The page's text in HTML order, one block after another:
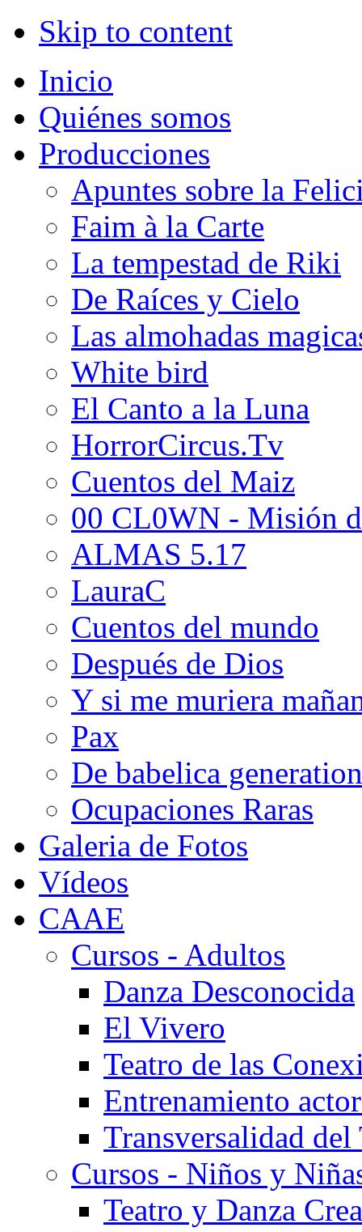
Skip to content
Inicio
Quiénes somos
Producciones
Apuntes sobre la
Faim à la Carte
La tempestad de Riki
De Raíces y Cielo
Las almohadas
White bird
El Canto a la Luna
HorrorCircus.Tv
Cuentos del Maiz
00 CL0WN - Misión
ALMAS 5.17
LauraC
Cuentos del mundo
Después de Dios
Y si me muriera
Pax
De babelica
Ocupaciones Raras
Galeria de Fotos
Vídeos
CAAE
Cursos - Adultos
Danza Desconocida
El Vivero
Teatro de las
Entrenamiento
Transversalidad del
Cursos - Niños y
Teatro y Danza